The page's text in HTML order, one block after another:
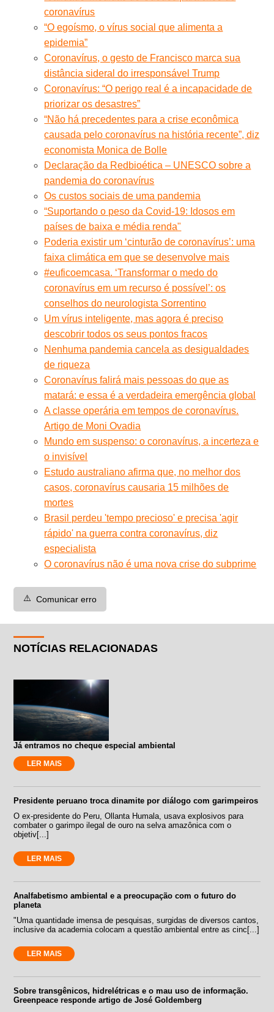
coronavírus
“O egoísmo, o vírus social que alimenta a
epidemia”
Coronavírus, o gesto de Francisco marca sua
distância sideral do irresponsável Trump
Coronavírus: “O perigo real é a incapacidade de
priorizar os desastres”
“Não há precedentes para a crise econômica
causada pelo coronavírus na história recente”, diz
economista Monica de Bolle
Declaração da Redbioética – UNESCO sobre a
pandemia do coronavírus
Os custos sociais de uma pandemia
“Suportando o peso da Covid-19: Idosos em
países de baixa e média renda"
Poderia existir um ‘cinturão de coronavírus’: uma
faixa climática em que se desenvolve mais
#euficoemcasa. ‘Transformar o medo do
coronavírus em um recurso é possível’: os
conselhos do neurologista Sorrentino
Um vírus inteligente, mas agora é preciso
descobrir todos os seus pontos fracos
Nenhuma pandemia cancela as desigualdades
de riqueza
Coronavírus falirá mais pessoas do que as
matará: e essa é a verdadeira emergência global
A classe operária em tempos de coronavírus.
Artigo de Moni Ovadia
Mundo em suspenso: o coronavírus, a incerteza e
o invisível
Estudo australiano afirma que, no melhor dos
casos, coronavírus causaria 15 milhões de
mortes
Brasil perdeu 'tempo precioso' e precisa 'agir
rápido' na guerra contra coronavírus, diz
especialista
O coronavírus não é uma nova crise do subprime
⚠️ Comunicar erro
NOTÍCIAS RELACIONADAS
Já entramos no cheque especial ambiental
LER MAIS
Presidente peruano troca dinamite por diálogo com garimpeiros
O ex-presidente do Peru, Ollanta Humala, usava explosivos para
combater o garimpo ilegal de ouro na selva amazônica com o
objetiv[...]
LER MAIS
Analfabetismo ambiental e a preocupação com o futuro do
planeta
"Uma quantidade imensa de pesquisas, surgidas de diversos cantos,
inclusive da academia colocam a questão ambiental entre as cinc[...]
LER MAIS
Sobre transgênicos, hidrelétricas e o mau uso de informação.
Greenpeace responde artigo de José Goldemberg